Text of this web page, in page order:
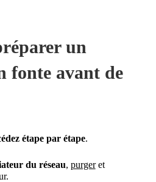
un
fonte avant de
étape par étape.
du réseau, purgeret